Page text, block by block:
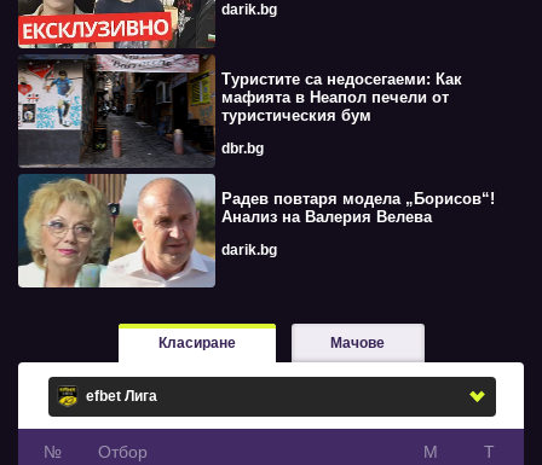
darik.bg
Туристите са недосегаеми: Как
мафията в Неапол печели от
туристическия бум
dbr.bg
Радев повтаря модела „Борисов“!
Анализ на Валерия Велева
darik.bg
Класиране Мачове
№ Oтбор М Т